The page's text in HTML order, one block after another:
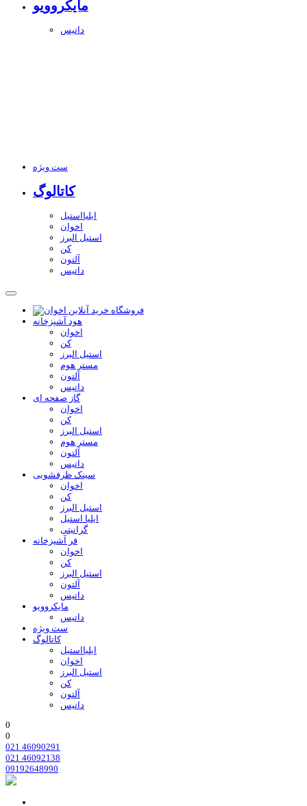
مایکروویو
داتیس
ست ویژه
کاتالوگ
ایلیااستیل
اخوان
استیل البرز
کن
آلتون
داتیس
هود آشپزخانه
اخوان
کن
استیل البرز
مستر هوم
آلتون
داتیس
گاز صفحه ای
اخوان
کن
استیل البرز
مستر هوم
آلتون
داتیس
سینک ظرفشویی
اخوان
کن
استیل البرز
ایلیا استیل
گرانیتی
فر آشپزخانه
اخوان
کن
استیل البرز
آلتون
داتیس
مایکروویو
داتیس
ست ویژه
کاتالوگ
ایلیااستیل
اخوان
استیل البرز
کن
آلتون
داتیس
0
0
021 46090291
021 46092138
09192648990